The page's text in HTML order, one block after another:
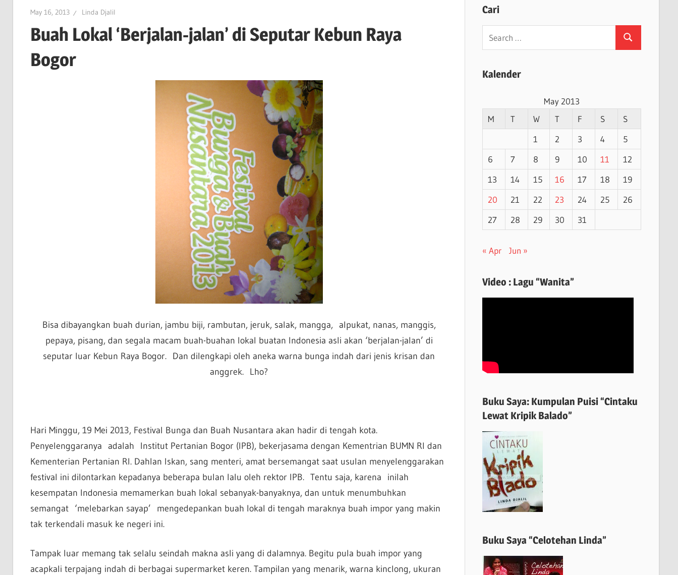
May 16, 2013 Linda Djalil
Buah Lokal ‘Berjalan-jalan’ di Seputar Kebun Raya
Bogor
Bisa dibayangkan buah durian, jambu biji, rambutan, jeruk, salak, mangga, alpukat, nanas, manggis,
pepaya, pisang, dan segala macam buah-buahan lokal buatan Indonesia asli akan ‘berjalan-jalan’ di
seputar luar Kebun Raya Bogor. Dan dilengkapi oleh aneka warna bunga indah dari jenis krisan dan
anggrek. Lho?
Hari Minggu, 19 Mei 2013, Festival Bunga dan Buah Nusantara akan hadir di tengah kota.
Penyelenggaranya adalah Institut Pertanian Bogor (IPB), bekerjasama dengan Kementrian BUMN RI dan
Kementerian Pertanian RI. Dahlan Iskan, sang menteri, amat bersemangat saat usulan menyelenggarakan
festival ini dilontarkan kepadanya beberapa bulan lalu oleh rektor IPB. Tentu saja, karena inilah
kesempatan Indonesia memamerkan buah lokal sebanyak-banyaknya, dan untuk menumbuhkan
semangat ‘melebarkan sayap’ mengedepankan buah lokal di tengah maraknya buah impor yang makin
tak terkendali masuk ke negeri ini.
Tampak luar memang tak selalu seindah makna asli yang di dalamnya. Begitu pula buah impor yang
acapkali terpajang indah di berbagai supermarket keren. Tampilan yang menarik, warna kinclong, ukuran
Cari
Search
Kalender
May 2013
M
T W T F S
S
1
2 3 4
5
6
7 8 9 10 11
12
13
14 15 16 17 18
19
20
21 22 23 24 25
26
27
28 29 30 31
« Apr Jun »
Video : Lagu “Wanita”
Buku Saya: Kumpulan Puisi “Cintaku
Lewat Kripik Balado”
Buku Saya “Celotehan Linda”